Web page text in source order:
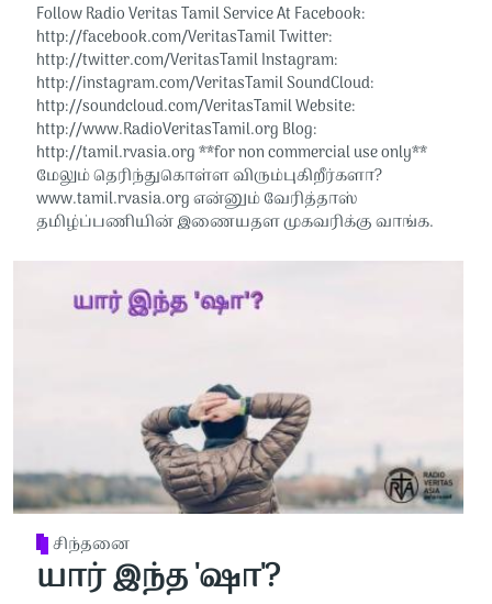
Follow Radio Veritas Tamil Service At Facebook:
http://facebook.com/VeritasTamil​​​​​ Twitter:
http://twitter.com/VeritasTamil​​​​​ Instagram:
http://instagram.com/VeritasTamil​​​​​ SoundCloud:
http://soundcloud.com/VeritasTamil​​​​​ Website:
http://www.RadioVeritasTamil.org​​​​​ Blog:
http://tamil.rvasia.org​​​​​ **for non commercial use only**
மேலும் தெரிந்துகொள்ள விரும்புகிறீர்களா?
www.tamil.rvasia.org என்னும் வேரித்தாஸ்
தமிழ்ப்பணியின் இணையதள முகவரிக்கு வாங்க.
சிந்தனை
யார் இந்த 'ஷா'?